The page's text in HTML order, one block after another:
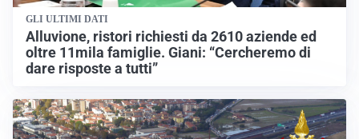
GLI ULTIMI DATI
Alluvione, ristori richiesti da 2610 aziende ed
oltre 11mila famiglie. Giani: “Cercheremo di
dare risposte a tutti”